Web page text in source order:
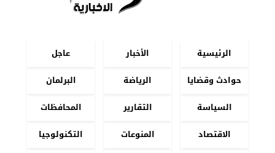
الرئيسية الأخبار
عاجل
حوادث وقضايا
الرياضة
البرلمان
السياسة
التقارير
المحافظات
الاقتصاد
المنوعات
التكنولوجيا